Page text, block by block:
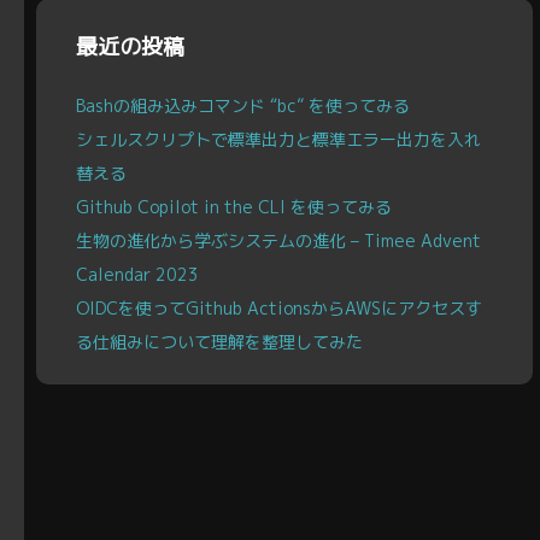
最近の投稿
Bashの組み込みコマンド “bc” を使ってみる
シェルスクリプトで標準出力と標準エラー出力を入れ
替える
Github Copilot in the CLI を使ってみる
生物の進化から学ぶシステムの進化 – Timee Advent
Calendar 2023
OIDCを使ってGithub ActionsからAWSにアクセスす
る仕組みについて理解を整理してみた